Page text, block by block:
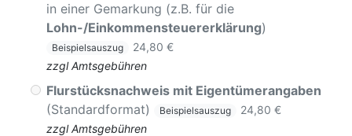
in einer Gemarkung (z.B. für die
Lohn-/Einkommensteuererklärung)
Beispielsauszug
24,80 €
zzgl Amtsgebühren
Flurstücksnachweis mit Eigentümerangaben
(Standardformat)
Beispielsauszug
24,80 €
zzgl Amtsgebühren